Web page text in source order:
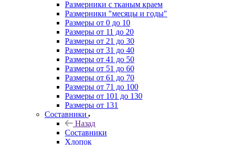
Размерники с тканым краем
Размерники "месяцы и годы"
Размеры от 0 до 10
Размеры от 11 до 20
Размеры от 21 до 30
Размеры от 31 до 40
Размеры от 41 до 50
Размеры от 51 до 60
Размеры от 61 до 70
Размеры от 71 до 100
Размеры от 101 до 130
Размеры от 131
Составники
Назад
Составники
Хлопок